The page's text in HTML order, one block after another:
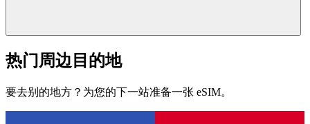
热门周边目的地
要去别的地方？为您的下一站准备一张 eSIM。